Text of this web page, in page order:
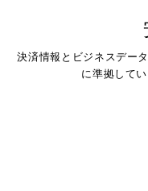
決済情報とビジネスデー
に準拠して